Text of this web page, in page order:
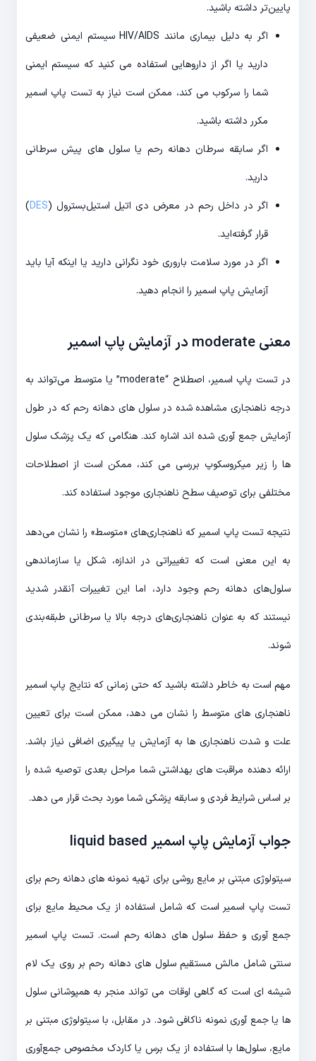
پایین‌تر داشته باشید.
اگر به دلیل بیماری مانند HIV/AIDS سیستم ایمنی ضعیفی
دارید یا اگر از داروهایی استفاده می کنید که سیستم ایمنی
شما را سرکوب می کند، ممکن است نیاز به تست پاپ اسمیر
مکرر داشته باشید.
اگر سابقه سرطان دهانه رحم یا سلول های پیش سرطانی
دارید.
اگر در داخل رحم در معرض دی اتیل استیل‌بسترول (DES
)
قرار گرفته‌اید.
اگر در مورد سلامت باروری خود نگرانی دارید یا اینکه آیا باید
آزمایش پاپ اسمیر را انجام دهید.
معنی moderate در آزمایش پاپ اسمیر
در تست پاپ اسمیر، اصطلاح “moderate” یا متوسط می‌تواند به
درجه ناهنجاری مشاهده شده در سلول های دهانه رحم که در طول
آزمایش جمع آوری شده اند اشاره کند. هنگامی که یک پزشک سلول
ها را زیر میکروسکوپ بررسی می کند، ممکن است از اصطلاحات
مختلفی برای توصیف سطح ناهنجاری موجود استفاده کند.
نتیجه تست پاپ اسمیر که ناهنجاری‌های «متوسط» را نشان می‌دهد
به این معنی است که تغییراتی در اندازه، شکل یا سازماندهی
سلول‌های دهانه رحم وجود دارد، اما این تغییرات آنقدر شدید
نیستند که به عنوان ناهنجاری‌های درجه بالا یا سرطانی طبقه‌بندی
شوند.
مهم است به خاطر داشته باشید که حتی زمانی که نتایج پاپ اسمیر
ناهنجاری های متوسط را نشان می دهد، ممکن است برای تعیین
علت و شدت ناهنجاری ها به آزمایش یا پیگیری اضافی نیاز باشد.
ارائه دهنده مراقبت های بهداشتی شما مراحل بعدی توصیه شده را
بر اساس شرایط فردی و سابقه پزشکی شما مورد بحث قرار می دهد.
جواب آزمایش پاپ اسمیر liquid based
سیتولوژی مبتنی بر مایع روشی برای تهیه نمونه های دهانه رحم برای
تست پاپ اسمیر است که شامل استفاده از یک محیط مایع برای
جمع آوری و حفظ سلول های دهانه رحم است. تست پاپ اسمیر
سنتی شامل مالش مستقیم سلول های دهانه رحم بر روی یک لام
شیشه ای است که گاهی اوقات می تواند منجر به همپوشانی سلول
ها یا جمع آوری نمونه ناکافی شود. در مقابل، با سیتولوژی مبتنی بر
مایع، سلول‌ها با استفاده از یک برس یا کاردک مخصوص جمع‌آوری